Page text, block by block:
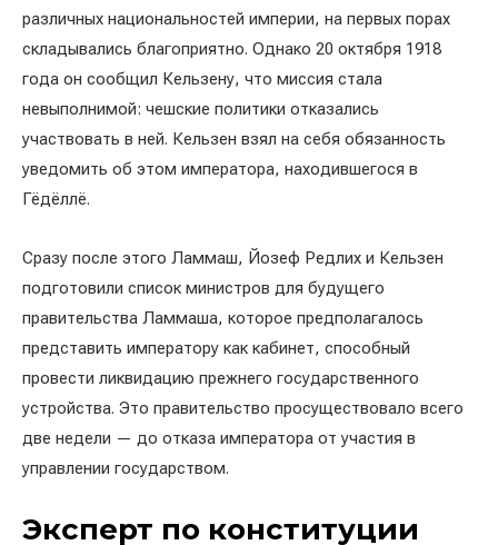
различных национальностей империи, на первых порах
складывались благоприятно. Однако 20 октября 1918
года он сообщил Кельзену, что миссия стала
невыполнимой: чешские политики отказались
участвовать в ней. Кельзен взял на себя обязанность
уведомить об этом императора, находившегося в
Гёдёллё.
Сразу после этого Ламмаш, Йозеф Редлих и Кельзен
подготовили список министров для будущего
правительства Ламмаша, которое предполагалось
представить императору как кабинет, способный
провести ликвидацию прежнего государственного
устройства. Это правительство просуществовало всего
две недели — до отказа императора от участия в
управлении государством.
Эксперт по конституции